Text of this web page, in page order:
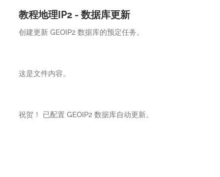
教程地理IP2 - 数据库更新
创建更新 GEOIP2 数据库的预定任务。
这是文件内容。
祝贺！ 已配置 GEOIP2 数据库自动更新。